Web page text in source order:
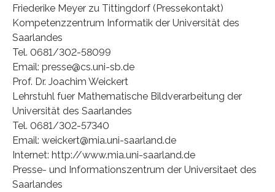
Friederike Meyer zu Tittingdorf (Pressekontakt)
Kompetenzzentrum Informatik der Universität des
Saarlandes
Tel. 0681/302-58099
Email: presse@cs.uni-sb.de
Prof. Dr. Joachim Weickert
Lehrstuhl fuer Mathematische Bildverarbeitung der
Universität des Saarlandes
Tel. 0681/302-57340
Email: weickert@mia.uni-saarland.de
Internet: http://www.mia.uni-saarland.de
Presse- und Informationszentrum der Universitaet des
Saarlandes